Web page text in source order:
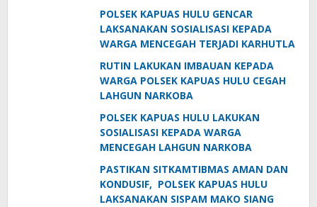
POLSEK KAPUAS HULU GENCAR
LAKSANAKAN SOSIALISASI KEPADA
WARGA MENCEGAH TERJADI KARHUTLA
RUTIN LAKUKAN IMBAUAN KEPADA
WARGA POLSEK KAPUAS HULU CEGAH
LAHGUN NARKOBA
POLSEK KAPUAS HULU LAKUKAN
SOSIALISASI KEPADA WARGA
MENCEGAH LAHGUN NARKOBA
PASTIKAN SITKAMTIBMAS AMAN DAN
KONDUSIF, POLSEK KAPUAS HULU
LAKSANAKAN SISPAM MAKO SIANG